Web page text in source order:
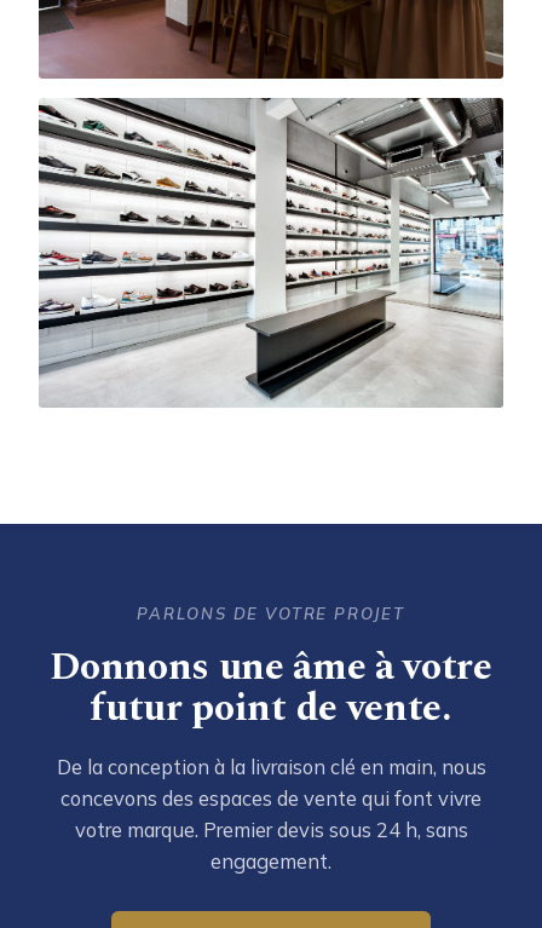
Bâton Rouge
Concept store · Paris
PARLONS DE VOTRE PROJET
Donnons une âme à votre
futur point de vente.
De la conception à la livraison clé en main, nous
concevons des espaces de vente qui font vivre
votre marque. Premier devis sous 24 h, sans
engagement.